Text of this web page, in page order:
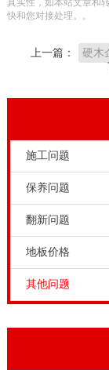
真实性，如本站文章和
快和您对接处理。。
上一篇：
硬木
施工问题
保养问题
翻新问题
地板价格
其他问题